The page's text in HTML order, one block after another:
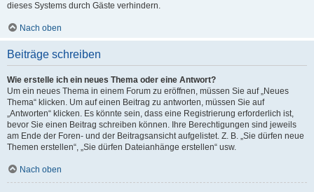
dieses Systems durch Gäste verhindern.
Nach oben
Beiträge schreiben
Wie erstelle ich ein neues Thema oder eine Antwort?
Um ein neues Thema in einem Forum zu eröffnen, müssen Sie auf „Neues
Thema“ klicken. Um auf einen Beitrag zu antworten, müssen Sie auf
„Antworten“ klicken. Es könnte sein, dass eine Registrierung erforderlich ist,
bevor Sie einen Beitrag schreiben können. Ihre Berechtigungen sind jeweils
am Ende der Foren- und der Beitragsansicht aufgelistet. Z. B. „Sie dürfen neue
Themen erstellen“, „Sie dürfen Dateianhänge erstellen“ usw.
Nach oben